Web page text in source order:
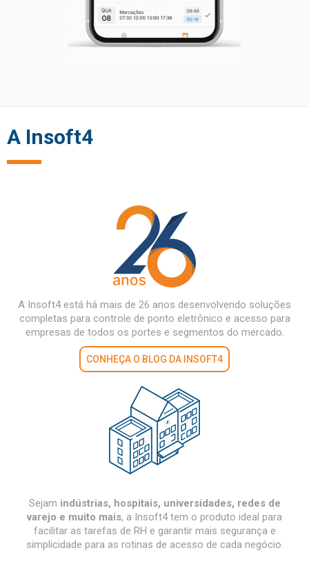
A Insoft4
A Insoft4 está há mais de 26 anos desenvolvendo soluções
completas para controle de ponto eletrônico e acesso para
empresas de todos os portes e segmentos do mercado.
CONHEÇA O BLOG DA INSOFT4
Sejam indústrias, hospitais, universidades, redes de
varejo e muito mais, a Insoft4 tem o produto ideal para
facilitar as tarefas de RH e garantir mais segurança e
simplicidade para as rotinas de acesso de cada negócio.